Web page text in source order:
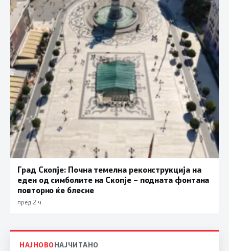
Град Скопје: Почна темелна реконструкција на
еден од симболите на Скопје – подната фонтана
повторно ќе блесне
пред 2 ч.
НАЈНОВОНАЈЧИТАНО